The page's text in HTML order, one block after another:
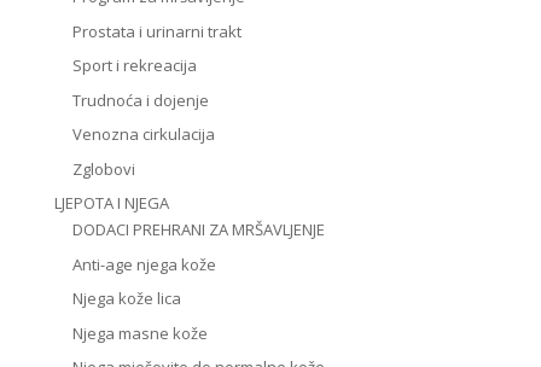
Prostata i urinarni trakt
Sport i rekreacija
Trudnoća i dojenje
Venozna cirkulacija
Zglobovi
LJEPOTA I NJEGA
DODACI PREHRANI ZA MRŠAVLJENJE
Anti-age njega kože
Njega kože lica
Njega masne kože